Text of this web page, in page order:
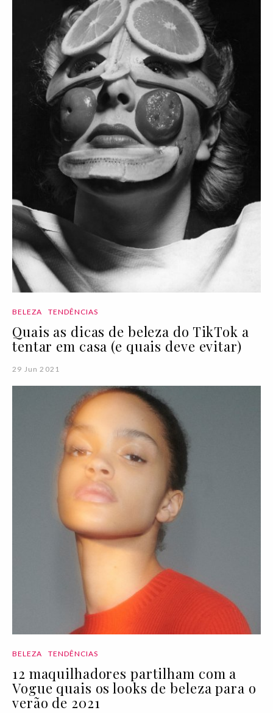
BELEZA TENDÊNCIAS
Quais as dicas de beleza do TikTok a
tentar em casa (e quais deve evitar)
29 Jun 2021
BELEZA TENDÊNCIAS
12 maquilhadores partilham com a
Vogue quais os looks de beleza para o
verão de 2021